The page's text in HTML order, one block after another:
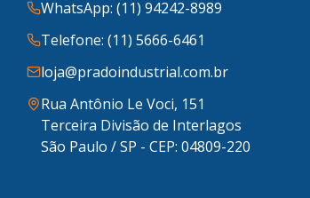
WhatsApp: (11) 94242-8989
Telefone: (11) 5666-6461
loja@pradoindustrial.com.br
Rua Antônio Le Voci, 151
Terceira Divisão de Interlagos
São Paulo / SP - CEP: 04809-220